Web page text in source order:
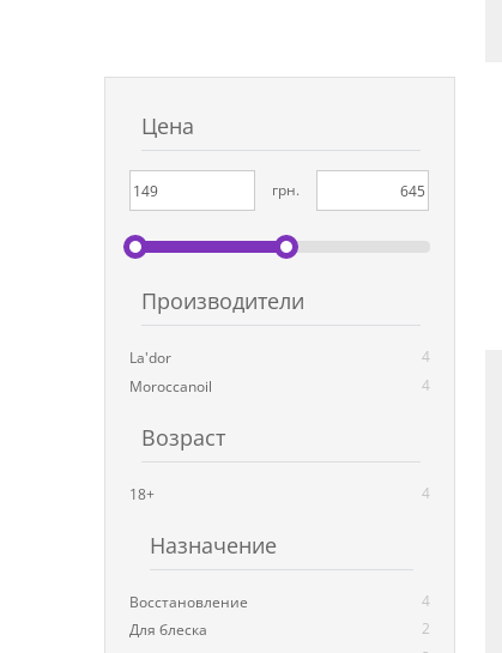
Цена
грн.
Производители
La'dor
4
Moroccanoil
4
Возраст
18+ 4
Назначение
Восстановление
4
Для блеска
2